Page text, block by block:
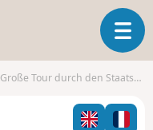
T
o
g
l
Große Tour durch den Staatswald von Verzy